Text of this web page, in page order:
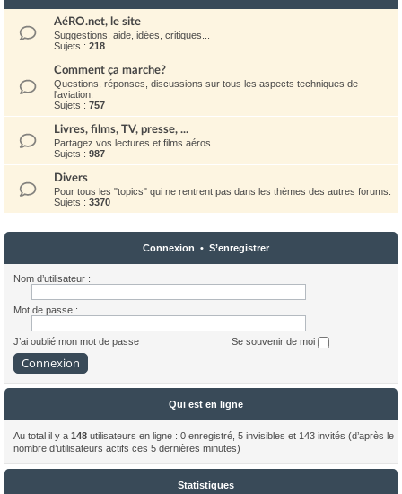
AéRO.net, le site
Suggestions, aide, idées, critiques...
Sujets : 218
Comment ça marche?
Questions, réponses, discussions sur tous les aspects techniques de
l'aviation.
Sujets : 757
Livres, films, TV, presse, ...
Partagez vos lectures et films aéros
Sujets : 987
Divers
Pour tous les "topics" qui ne rentrent pas dans les thèmes des autres forums.
Sujets : 3370
Connexion • S’enregistrer
Nom d’utilisateur :
Mot de passe :
J’ai oublié mon mot de passe Se souvenir de moi
Qui est en ligne
Au total il y a 148 utilisateurs en ligne : 0 enregistré, 5 invisibles et 143 invités (d’après le
nombre d’utilisateurs actifs ces 5 dernières minutes)
Statistiques